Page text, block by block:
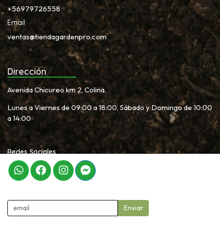
+56979726558
Email
ventas@tiendagardenpro.com
Dirección
Avenida Chicureo km 2, Colina.
Lunes a Viernes de 09:00 a 18:00, Sábado y Domingo de 10:00
a 14:00
Redes Sociales
Enviar